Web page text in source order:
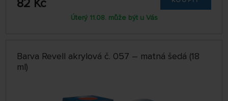
82 Kč
Úterý 11.08. může být u Vás
Barva Revell akrylová č. 057 – matná šedá (18
ml)